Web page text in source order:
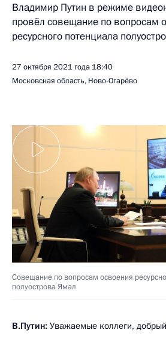
Владимир Путин в режиме
провёл совещание по вопросам
ресурсного потенциала
27 октября 2021 года 18:40
Московская область, Ново-Огарёво
Совещание по вопросам освоения
полуострова Ямал
В.Путин: Уважаемые коллеги,